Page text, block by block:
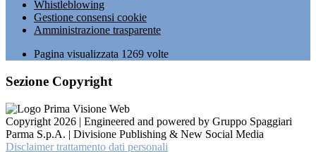
Whistleblowing
Gestione consensi cookie
Amministrazione trasparente
Pagina visualizzata 1269 volte
Sezione Copyright
Copyright 2026 | Engineered and powered by Gruppo Spaggiari
Parma S.p.A. | Divisione Publishing & New Social Media
Disclaimer trattamento dati personali